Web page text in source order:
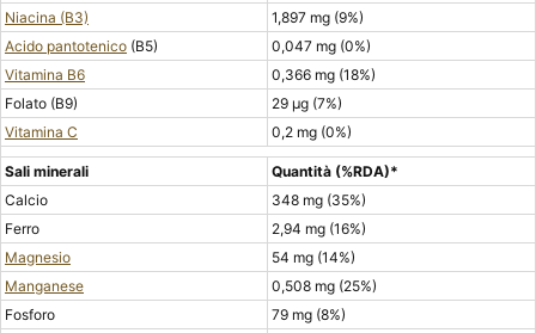
Niacina (B3)
1,897 mg (9%)
Acido pantotenico (B5)
0,047 mg (0%)
Vitamina B6
0,366 mg (18%)
Folato (B9)
29 μg (7%)
Vitamina C
0,2 mg (0%)
Sali minerali Quantità (%RDA)*
Calcio
348 mg (35%)
Ferro
2,94 mg (16%)
Magnesio
54 mg (14%)
Manganese
0,508 mg (25%)
Fosforo
79 mg (8%)